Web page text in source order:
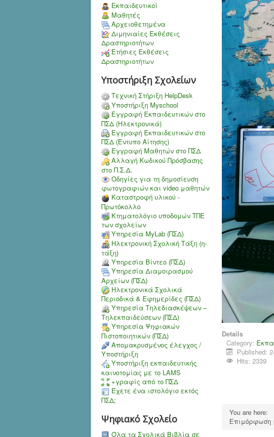
Εκπαιδευτικοί
Μαθητές
Αρχειοθετημένα
Διμηνιαίες Εκθέσεις
Δραστηριοτήτων
Ετήσιες Εκθέσεις
Δραστηριοτήτων
Υποστήριξη Σχολείων
Τεχνική Στήριξη HelpDesk
Υποστήριξη Myschool
Εγγραφή Εκπαιδευτικών στο
ΠΣΔ (Ηλεκτρονικά)
Εγγραφή Εκπαιδευτικών στο
ΠΣΔ (Έντυπο Αίτησης)
Εγγραφή Μαθητών στο ΠΣΔ
Αλλαγή Κωδικού Πρόσβασης
στο Π.Σ.Δ.
Οδηγίες για τη δημοσίευση
φωτογραφιών και video μαθητών
Καταστροφή υλικού -
Πρωτόκολλο
Κτηματολόγιο υποδομών ΤΠΕ
των σχολείων
Υπηρεσία MyLab (ΠΣΔ)
Ηλεκτρονική Σχολική Τάξη (η-
τάξη)
Υπηρεσία Bίντεο (ΠΣΔ)
Υπηρεσία Διαμοιρασμού
Αρχείων (ΠΣΔ)
Ηλεκτρονικά Σχολικά
Περιοδικά & Εφημερίδες (ΠΣΔ)
Υπηρεσία Τηλεδιασκέψεων –
Τηλεκπαιδεύσεων (ΠΣΔ)
Υπηρεσία Ψηφιακών
Πιστοποιητικών (ΠΣΔ)
Aπομακρυσμένος έλεγχος /
Υποστήριξη
Υποστήριξη εκπαιδευτικής
καινοτομίας με το LAMS
+γραφίς από το ΠΣΔ
Έχετε ένα ιστολόγιο εκτός
ΠΣΔ;
Ψηφιακό Σχολείο
Όλα τα Σχολικά Βιβλία σε
Details
Category:
Published:
Hits: 2339
You are here:
Επιμόρφωση